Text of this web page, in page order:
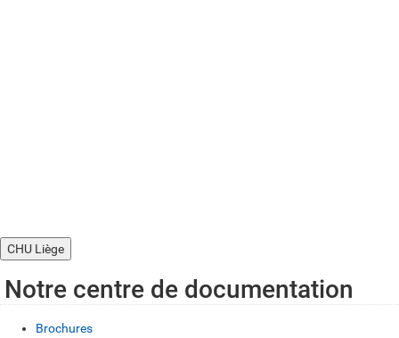
CHU Liège
Notre centre de documentation
Brochures